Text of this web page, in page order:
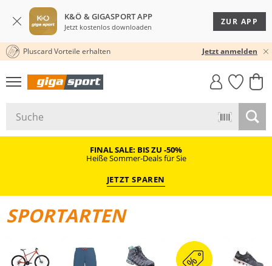
K&Ö & GIGASPORT APP
Jetzt kostenlos downloaden
ZUR APP
KOSTENLOSER VERSAND* & RÜCKVERSAND
30 TAGE RÜCKGABERECHT
Pluscard Vorteile erhalten Jetzt anmelden
GIGASTYLE
FAHRRAD­
MUST-HAVE
FINAL SALE: BIS ZU -50%
Heiße Sommer-Deals für Sie
JETZT SPAREN
SPORTARTEN